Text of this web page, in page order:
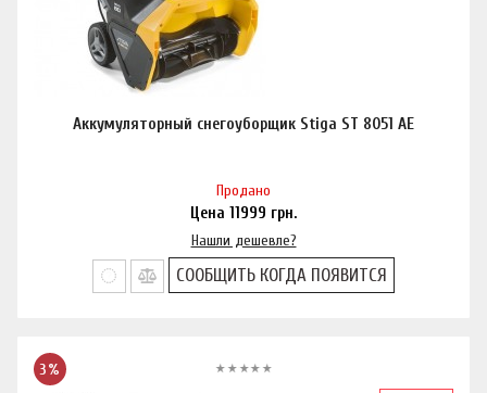
Аккумуляторный снегоуборщик Stiga ST 8051 AE
Продано
Цена 11999 грн.
Нашли дешевле?
СООБЩИТЬ КОГДА ПОЯВИТСЯ
3%